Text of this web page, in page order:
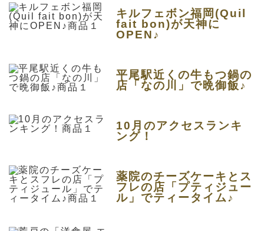
キルフェボン福岡(Quil
fait bon)が天神に
OPEN♪
平尾駅近くの牛もつ鍋の
店「なの川」で晩御飯♪
10月のアクセスランキ
ング！
薬院のチーズケーキとス
フレの店「プティジュー
ル」でティータイム♪